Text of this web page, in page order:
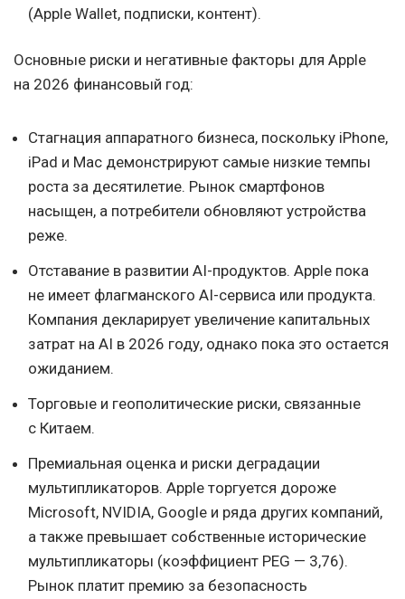
(Apple Wallet, подписки, контент).
Основные риски и негативные факторы для Apple
на 2026 финансовый год:
Стагнация аппаратного бизнеса, поскольку iPhone,
iPad и Mac демонстрируют самые низкие темпы
роста за десятилетие. Рынок смартфонов
насыщен, а потребители обновляют устройства
реже.
Отставание в развитии AI-продуктов. Apple пока
не имеет флагманского AI-сервиса или продукта.
Компания декларирует увеличение капитальных
затрат на AI в 2026 году, однако пока это остается
ожиданием.
Торговые и геополитические риски, связанные
с Китаем.
Премиальная оценка и риски деградации
мультипликаторов. Apple торгуется дороже
Microsoft, NVIDIA, Google и ряда других компаний,
а также превышает собственные исторические
мультипликаторы (коэффициент PEG — 3,76).
Рынок платит премию за безопасность